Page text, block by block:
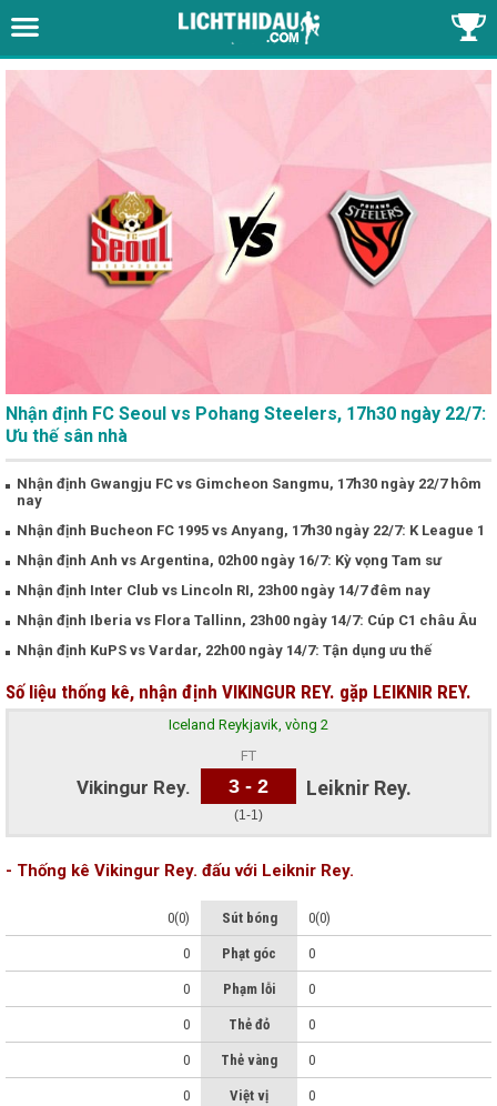
Nhận định FC Seoul vs Pohang Steelers, 17h30 ngày 22/7:
Ưu thế sân nhà
Nhận định Gwangju FC vs Gimcheon Sangmu, 17h30 ngày 22/7 hôm
nay
Nhận định Bucheon FC 1995 vs Anyang, 17h30 ngày 22/7: K League 1
Nhận định Anh vs Argentina, 02h00 ngày 16/7: Kỳ vọng Tam sư
Nhận định Inter Club vs Lincoln RI, 23h00 ngày 14/7 đêm nay
Nhận định Iberia vs Flora Tallinn, 23h00 ngày 14/7: Cúp C1 châu Âu
Nhận định KuPS vs Vardar, 22h00 ngày 14/7: Tận dụng ưu thế
Số liệu thống kê, nhận định VIKINGUR REY. gặp LEIKNIR REY.
Iceland Reykjavik, vòng 2
Vikingur Rey.
FT
3 - 2
(1-1)
Leiknir Rey.
- Thống kê Vikingur Rey. đấu với Leiknir Rey.
0(0) Sút bóng 0(0)
0 Phạt góc 0
0 Phạm lỗi 0
0 Thẻ đỏ 0
0 Thẻ vàng 0
0 Việt vị 0